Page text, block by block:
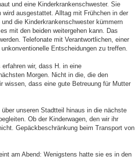
und eine Kinderkrankenschwester. Sie
ausgestattet. Alltag mit Frühchen in der
die Kinderkrankenschwester kümmern
mit den beiden weitergehen kann. Das
Telefonate mit Verantwortlichen, einer
Entscheidungen zu treffen.
wir, dass H. in eine
Morgen. Nicht in die, die den
wissen, dass eine gute Betreuung für Mutter
unseren Stadtteil hinaus in die nächste
Ob der Kinderwagen, den wir ihr
Gepäckbeschränkung beim Transport von
am Abend: Wenigstens hatte sie es in den